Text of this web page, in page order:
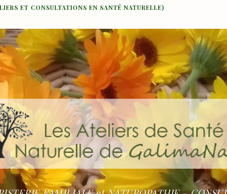
ET CONSULTATIONS EN SANTÉ NATURELLE)